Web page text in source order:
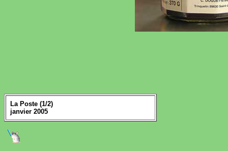
La Poste (1/2)
janvier 2005